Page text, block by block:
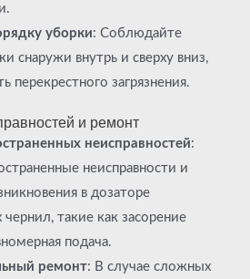
уборки: Соблюдайте
снаружи внутрь и сверху вниз,
перекрестного загрязнения.
и ремонт
неисправностей:
неисправности и
в дозаторе
чернил, такие как засорение
подача.
ремонт: В случае сложных